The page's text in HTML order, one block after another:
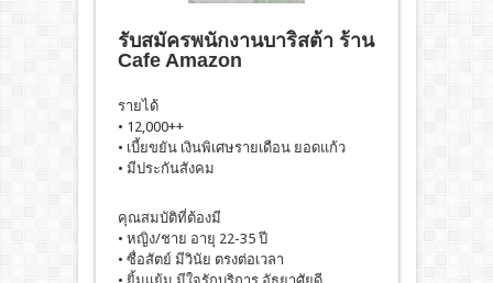
รับสมัครพนักงานบาริสต้า ร้าน
Cafe Amazon
รายได้
• 12,000++
• เบี้ยขยัน เงินพิเศษรายเดือน ยอดแก้ว
• มีประกันสังคม
คุณสมบัติที่ต้องมี
• หญิง/ชาย อายุ 22-35 ปี
• ซื่อสัตย์ มีวินัย ตรงต่อเวลา